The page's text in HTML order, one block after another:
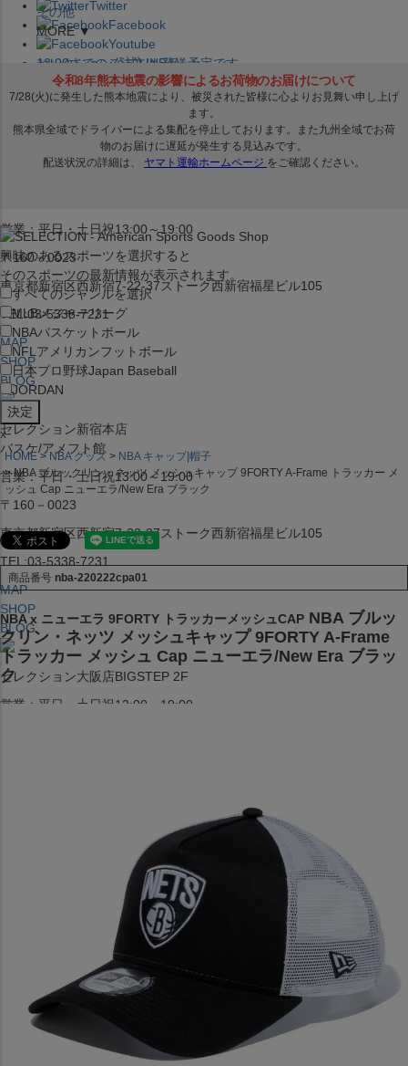
Twitter
Facebook
Youtube
セレクション公式LINE@
営業：平日・土日祝13:00～19:00
〒160－0023
東京都新宿区西新宿7-22-37ストーク西新宿福星ビル105
TEL:03-5338-7231
MAP
SHOP
BLOG
セレクション新宿本店
バスケ/アメフト館
営業：平日・土日祝13:00～19:00
〒160－0023
東京都新宿区西新宿7-22-37ストーク西新宿福星ビル105
TEL:03-5338-7231
MAP
SHOP
BLOG
セレクション大阪店BIGSTEP 2F
営業：平日・土日祝12:00～19:00
営業：土・日・祝日のみ 12:00-18:00
〒101-0061
東京都千代田区神田三崎町２丁目２２−１ 1F
その他
MORE ▼
12:00までのご注文は発送予定です。
在庫品は 1-3営業日内で発送!! ※お取寄せ商品は対象外
興味のあるスポーツを選択すると
そのスポーツの最新情報が表示されます。
すべてのジャンルを選択
MLBメジャーリーグ
NBAバスケットボール
NFL アメリカンフットボール
日本プロ野球Japan Baseball
JORDAN
x
HOME NBA グッズ
NBA キャップ|帽子
NBA ブルックリン・ネッツ メッシュキャップ 9FORTY A-Frame トラッカー メ
ッシュ Cap ニューエラ/New Era ブラック
商品番号 nba-220222cpa01
NBA x ニューエラ 9FORTY トラッカーメッシュCAP NBA ブルッ
クリン・ネッツ メッシュキャップ 9FORTY A-Frame
トラッカー メッシュ Cap ニューエラ/New Era ブラッ
ク